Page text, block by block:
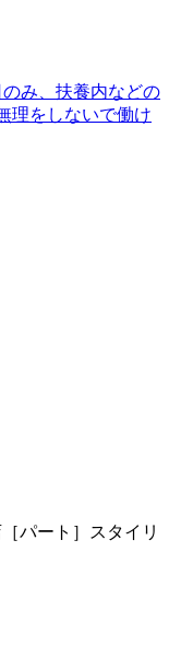
み、扶養内などの
理をしないで働け
パート］スタイリ